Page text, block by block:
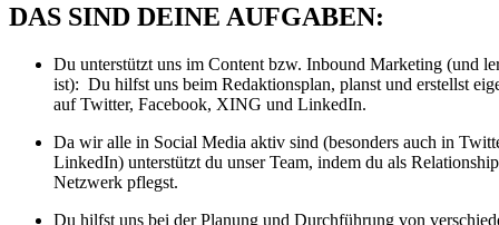
DAS SIND DEINE AUFGABEN:
Du unterstützt uns im Content bzw. Inbound Marketing (und
ist): Du hilfst uns beim Redaktionsplan, planst und erstellst
auf Twitter, Facebook, XING und LinkedIn.
Da wir alle in Social Media aktiv sind (besonders auch in
LinkedIn) unterstützt du unser Team, indem du als
Netzwerk pflegst.
Du hilfst uns bei der Planung und Durchführung von